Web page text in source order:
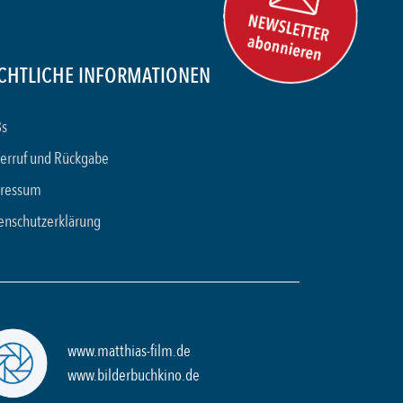
INFORMATIONEN
und Rückgabe
www.matthias-film.de
www.bilderbuchkino.de